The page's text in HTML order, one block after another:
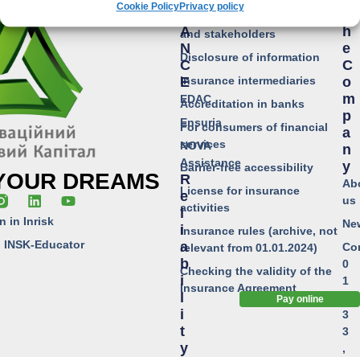
Cookie PolicyPrivacy policy
DREAMS
in Inrisk
Educator
Pay online
and stakeholders
Disclosure of information
Insurance intermediaries
Accreditation in banks
For consumers of financial
services
Barrier-free accessibility
License for insurance
activities
Insurance rules (archive, not
relevant from 01.01.2024)
Checking the validity of the
Insurance Agreement
T
A
N
C
E
EDAC
Ensuria
NOVA
Assistance
R
E
L
I
A
B
I
L
I
T
Y
H
E
C
O
M
P
A
N
Y
us
0
1
3
3
,